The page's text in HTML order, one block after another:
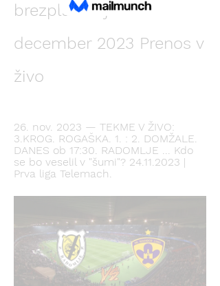
brezplačno je 11
december 2023 Prenos v
živo
26. nov. 2023 — TEKME V ŽIVO:
3.KROG. ROGAŠKA. 1. : 2. DOMŽALE.
DANES ob 17:30. RADOMLJE ... Kdo
se bo veselil v "šumi"? 24.11.2023 |
Prva liga Telemach.